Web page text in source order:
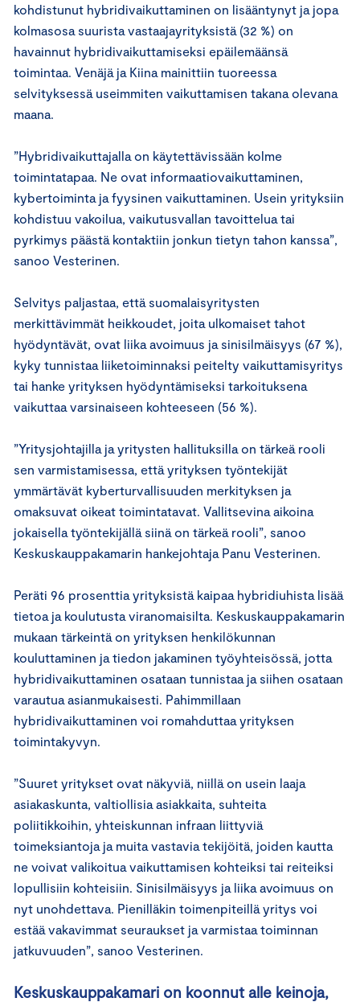
kohdistunut hybridivaikuttaminen on lisääntynyt ja jopa
kolmasosa suurista vastaajayrityksistä (32 %) on
havainnut hybridivaikuttamiseksi epäilemäänsä
toimintaa. Venäjä ja Kiina mainittiin tuoreessa
selvityksessä useimmiten vaikuttamisen takana olevana
maana.
”Hybridivaikuttajalla on käytettävissään kolme
toimintatapaa. Ne ovat informaatiovaikuttaminen,
kybertoiminta ja fyysinen vaikuttaminen. Usein yrityksiin
kohdistuu vakoilua, vaikutusvallan tavoittelua tai
pyrkimys päästä kontaktiin jonkun tietyn tahon kanssa”,
sanoo Vesterinen.
Selvitys paljastaa, että suomalaisyritysten
merkittävimmät heikkoudet, joita ulkomaiset tahot
hyödyntävät, ovat liika avoimuus ja sinisilmäisyys (67 %),
kyky tunnistaa liiketoiminnaksi peitelty vaikuttamisyritys
tai hanke yrityksen hyödyntämiseksi tarkoituksena
vaikuttaa varsinaiseen kohteeseen (56 %).
”Yritysjohtajilla ja yritysten hallituksilla on tärkeä rooli
sen varmistamisessa, että yrityksen työntekijät
ymmärtävät kyberturvallisuuden merkityksen ja
omaksuvat oikeat toimintatavat. Vallitsevina aikoina
jokaisella työntekijällä siinä on tärkeä rooli”, sanoo
Keskuskauppakamarin hankejohtaja Panu Vesterinen.
Peräti 96 prosenttia yrityksistä kaipaa hybridiuhista lisää
tietoa ja koulutusta viranomaisilta. Keskuskauppakamarin
mukaan tärkeintä on yrityksen henkilökunnan
kouluttaminen ja tiedon jakaminen työyhteisössä, jotta
hybridivaikuttaminen osataan tunnistaa ja siihen osataan
varautua asianmukaisesti. Pahimmillaan
hybridivaikuttaminen voi romahduttaa yrityksen
toimintakyvyn.
”Suuret yritykset ovat näkyviä, niillä on usein laaja
asiakaskunta, valtiollisia asiakkaita, suhteita
poliitikkoihin, yhteiskunnan infraan liittyviä
toimeksiantoja ja muita vastavia tekijöitä, joiden kautta
ne voivat valikoitua vaikuttamisen kohteiksi tai reiteiksi
lopullisiin kohteisiin. Sinisilmäisyys ja liika avoimuus on
nyt unohdettava. Pienilläkin toimenpiteillä yritys voi
estää vakavimmat seuraukset ja varmistaa toiminnan
jatkuvuuden”, sanoo Vesterinen.
Keskuskauppakamari on koonnut alle keinoja,